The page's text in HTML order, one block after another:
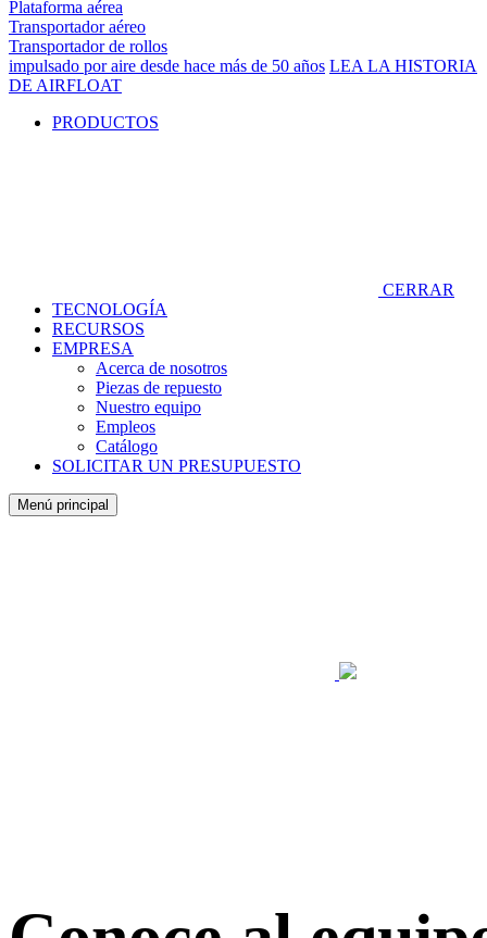
Plataforma aérea
Transportador aéreo
Transportador de rollos
impulsado por aire desde hace más de 50 años LEA LA HISTORIA
DE AIRFLOAT
PRODUCTOS
CERRAR
TECNOLOGÍA
RECURSOS
EMPRESA
Acerca de nosotros
Piezas de repuesto
Nuestro equipo
Empleos
Catálogo
SOLICITAR UN PRESUPUESTO
Menú principal